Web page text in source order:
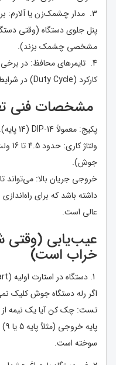
3. مدار چشمک‌زن یا آلارم:
پنل جلوی دستگاه (وقتی
مشخصی چشمک بزند).
4. تایمرهای محافظ: در برخی
کارکرد (Duty Cycle) در شرایط خاص استفاده می‌شود.
مشخصات فنی
پکیج: معمولاً DIP-14 (14 پایه).
جوش).
داشته باشد که برای
عالی است.
خراب است)
اگر رله دستگاه جوش کلیک
سوخته است.